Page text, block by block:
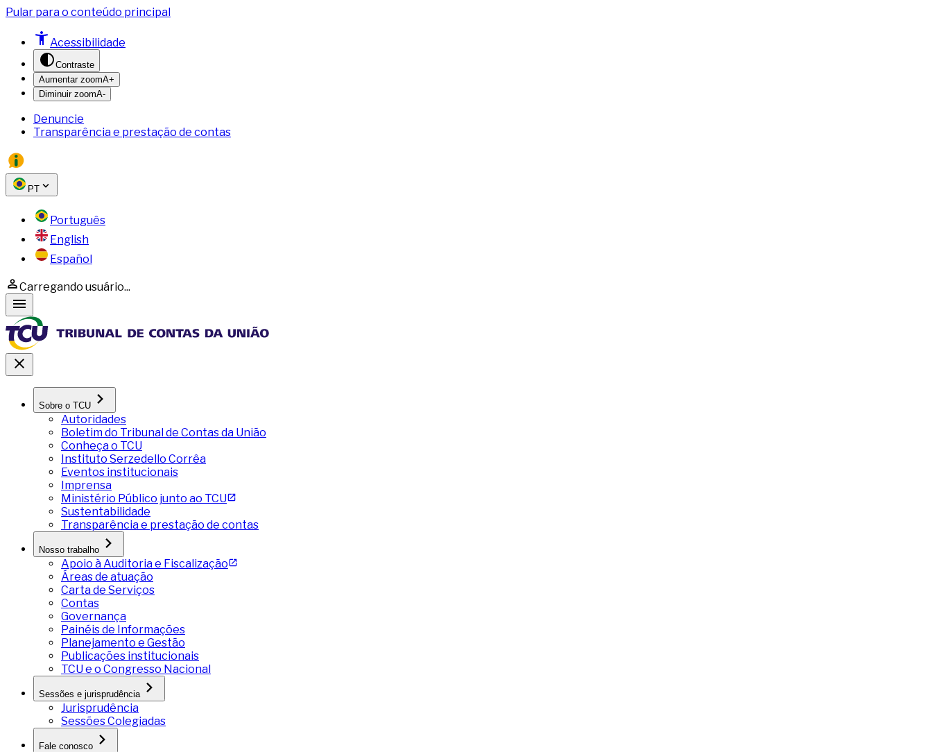
Pular para o conteúdo principal
Acessibilidade
Contraste
Aumentar zoomA+
Diminuir zoomA-
Denuncie
Transparência e prestação de contas
PT
Português
English
Español
Carregando usuário...
Sobre o TCU
Autoridades
Boletim do Tribunal de Contas da União
Conheça o TCU
Instituto Serzedello Corrêa
Eventos institucionais
Imprensa
Ministério Público junto ao TCU
Sustentabilidade
Transparência e prestação de contas
Nosso trabalho
Apoio à Auditoria e Fiscalização
Áreas de atuação
Carta de Serviços
Contas
Governança
Painéis de Informações
Planejamento e Gestão
Publicações institucionais
TCU e o Congresso Nacional
Sessões e jurisprudência
Jurisprudência
Sessões Colegiadas
Fale conosco